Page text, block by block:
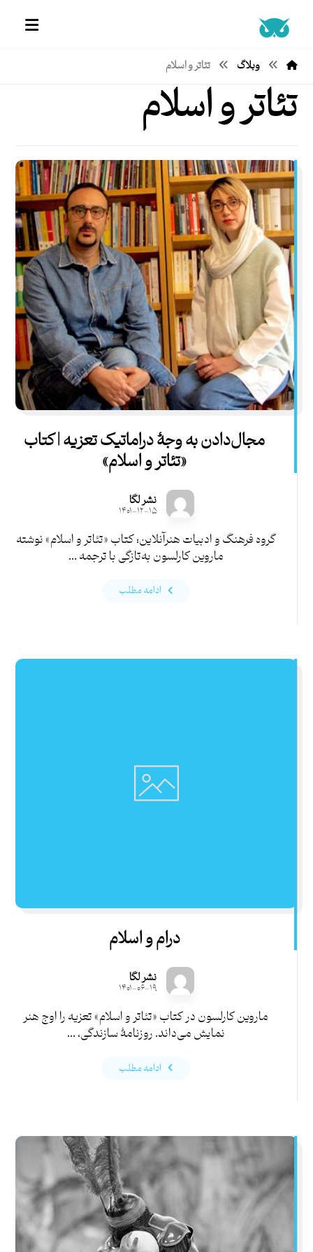
وبلاگ تئاتر و اسلام
تئاتر و اسلام
مجال‌دادن به‌ وجۀ دراماتیک تعزیه | کتاب
«تئاتر و اسلام»
نشر لگا
۱۴۰۱-۱۲-۱۵
گروه فرهنگ و ادبیات هنرآنلاین: کتاب «تئاتر و اسلام» نوشته
ماروین کارلسون به‌تازگی با ترجمه ...
ادامه مطلب
درام و اسلام
نشر لگا
۱۴۰۱-۰۶-۱۹
ماروین کارلسون در کتاب «تئاتر و اسلام» تعزیه را اوج هنر
نمایش می‌داند. روزنامۀ سازندگی، ...
ادامه مطلب